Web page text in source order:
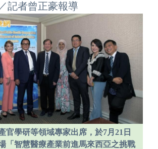
記者曾正豪報導
官學研等領域專家出席，於7月21日
「智慧醫療產業前進馬來西亞之挑戰